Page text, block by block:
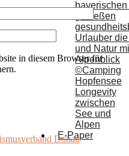
Longevity
zwischen
See und
Alpen
E-Paper
in diesem Browser für